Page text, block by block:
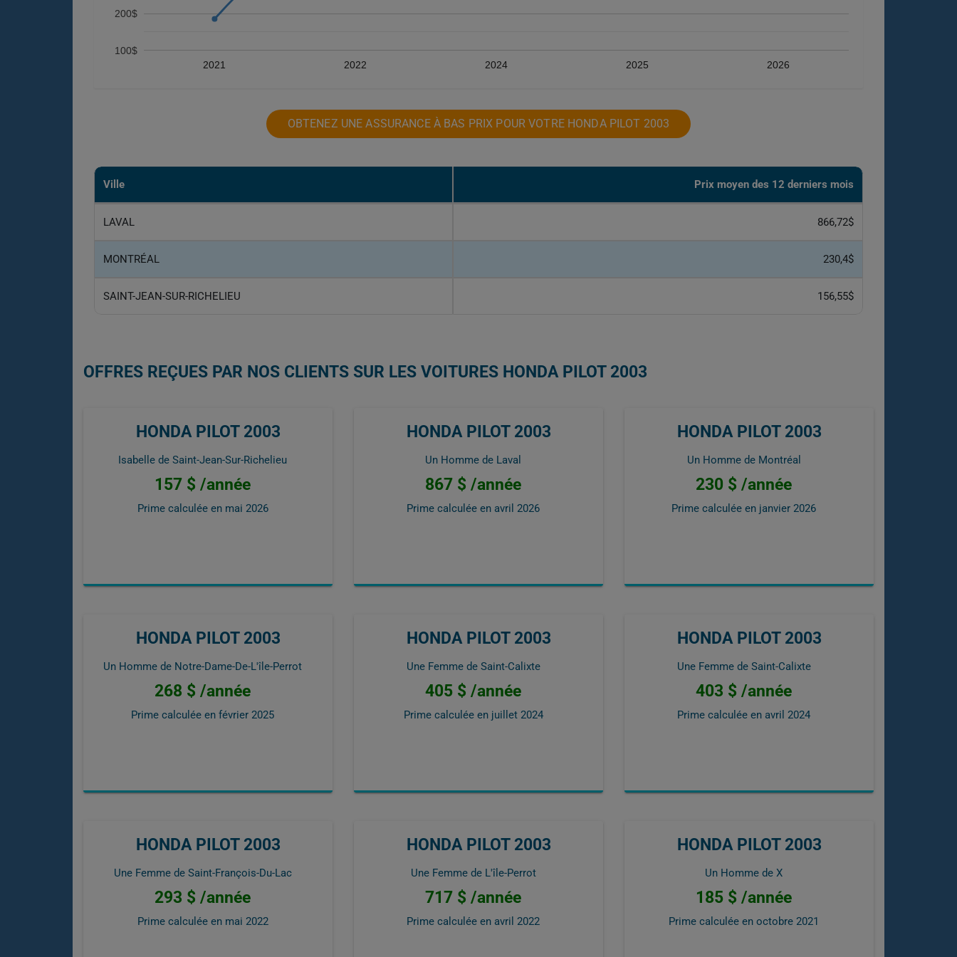
2021 2022 2024 2025 2026
100$
200$
OBTENEZ UNE ASSURANCE À BAS PRIX POUR VOTRE HONDA PILOT 2003
Ville Prix ​​moyen des 12 derniers mois
LAVAL 866,72$
MONTRÉAL 230,4$
SAINT-JEAN-SUR-RICHELIEU 156,55$
OFFRES REÇUES PAR NOS CLIENTS SUR LES VOITURES HONDA PILOT 2003
HONDA PILOT 2003
Isabelle de Saint-Jean-Sur-Richelieu
157 $ /année
Prime calculée en mai 2026
HONDA PILOT 2003
Un Homme de Laval
867 $ /année
Prime calculée en avril 2026
HONDA PILOT 2003
Un Homme de Montréal
230 $ /année
Prime calculée en janvier 2026
HONDA PILOT 2003
Un Homme de Notre-Dame-De-L'île-Perrot
268 $ /année
Prime calculée en février 2025
HONDA PILOT 2003
Une Femme de Saint-Calixte
405 $ /année
Prime calculée en juillet 2024
HONDA PILOT 2003
Une Femme de Saint-Calixte
403 $ /année
Prime calculée en avril 2024
HONDA PILOT 2003
Une Femme de Saint-François-Du-Lac
293 $ /année
Prime calculée en mai 2022
HONDA PILOT 2003
Une Femme de L'île-Perrot
717 $ /année
Prime calculée en avril 2022
HONDA PILOT 2003
Un Homme de X
185 $ /année
Prime calculée en octobre 2021